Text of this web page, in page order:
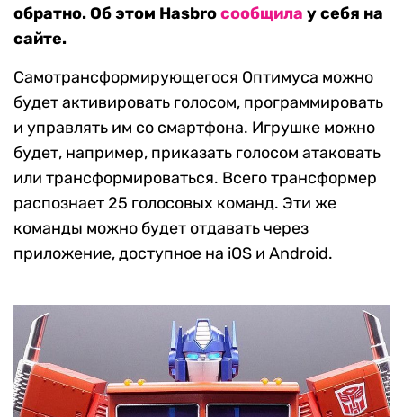
обратно. Об этом Hasbroсообщила у себя на
сайте.
Самотрансформирующегося Оптимуса можно
будет активировать голосом, программировать
и управлять им со смартфона. Игрушке можно
будет, например, приказать голосом атаковать
или трансформироваться. Всего трансформер
распознает 25 голосовых команд. Эти же
команды можно будет отдавать через
приложение, доступное на iOS и Android.